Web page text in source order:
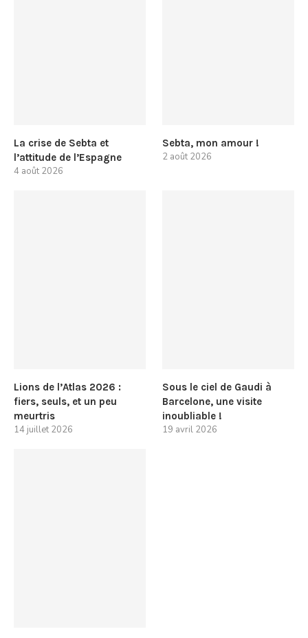
La crise de Sebta et
l’attitude de l’Espagne
4 août 2026
Sebta, mon amour !
2 août 2026
Lions de l’Atlas 2026 :
fiers, seuls, et un peu
meurtris
14 juillet 2026
Sous le ciel de Gaudi à
Barcelone, une visite
inoubliable !
19 avril 2026